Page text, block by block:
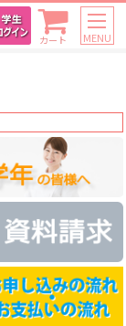
カート MENU